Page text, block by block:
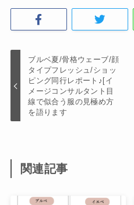
ブルベ夏/骨格ウェーブ/顔
タイプフレッシュ/ショッ
ピング同行レポート♪[イ
メージコンサルタント目
線で似合う服の見極め方
を語ります
関連記事